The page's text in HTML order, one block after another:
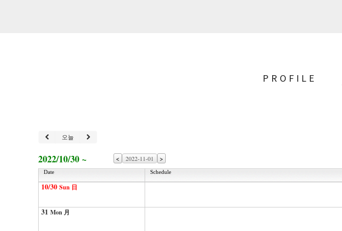
PROFILE
오늘
2022/10/30 ~ < >
Date Schedule
10/30 Sun 日
31 Mon 月